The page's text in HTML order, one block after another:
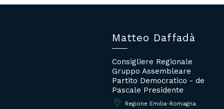
Matteo Daffadà
Consigliere Regionale
Gruppo Assembleare
Partito Democratico - de
Pascale Presidente
Regione Emilia-Romagna